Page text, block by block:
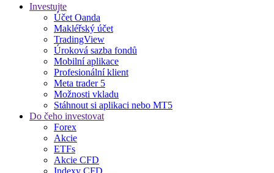
Investujte
Účet Oanda
Makléřský účet
TradingView
Úroková sazba fondů
Mobilní aplikace
Profesionální klient
Meta trader 5
Možnosti vkladu
Stáhnout si aplikaci nebo MT5
Do čeho investovat
Forex
Akcie
ETFs
Akcie CFD
Indexy CFD